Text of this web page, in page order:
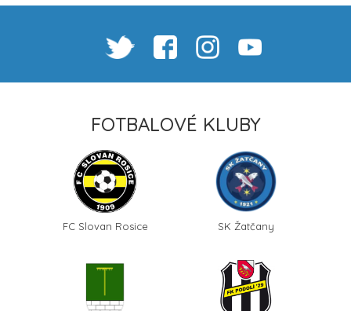
FOTBALOVÉ KLUBY
FC Slovan Rosice SK Žatčany